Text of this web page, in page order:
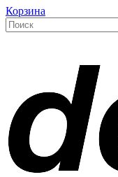
Корзина